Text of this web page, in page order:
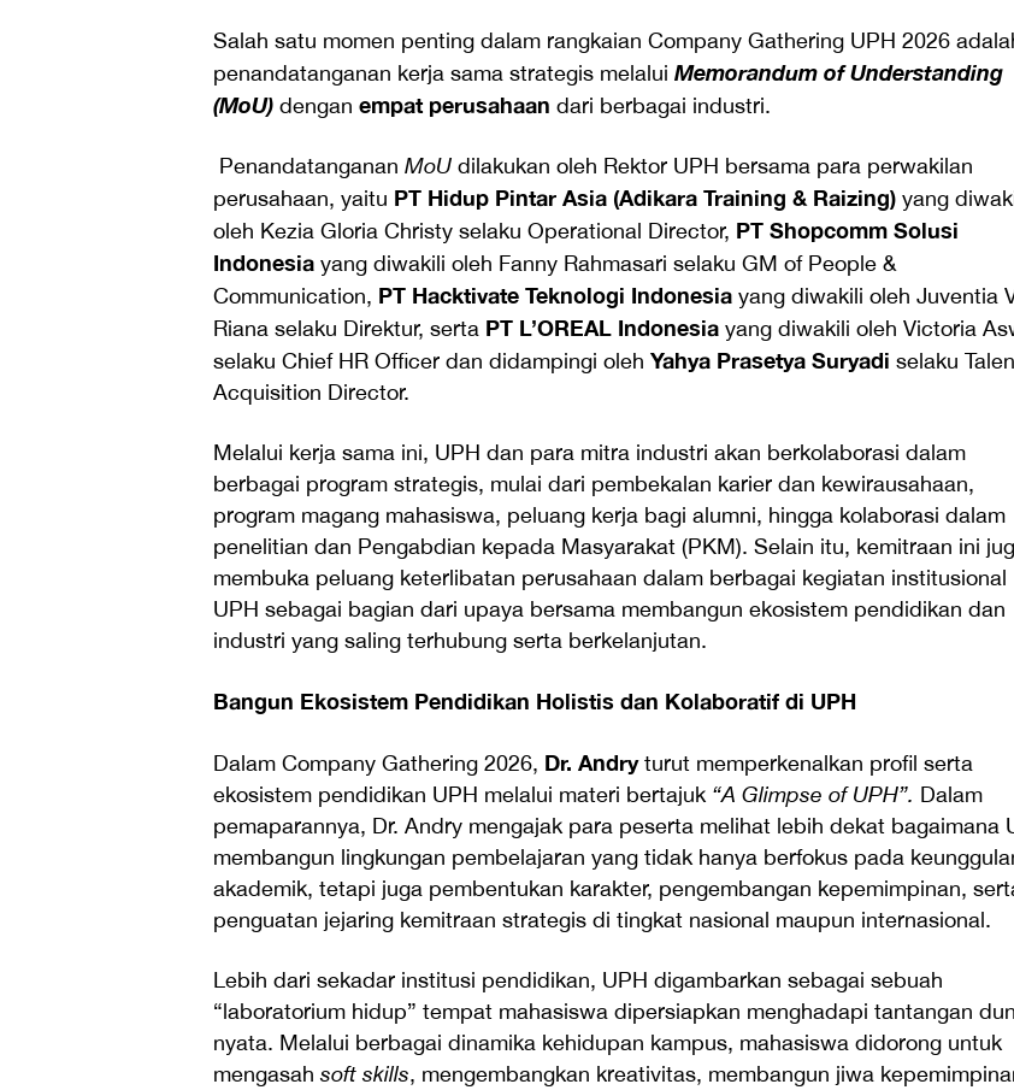
Salah satu momen penting dalam rangkaian Company Gathering UPH 2026
penandatanganan kerja sama strategis melalui Memorandum of Understanding
(MoU) dengan empat perusahaan dari berbagai industri.
Penandatanganan MoU dilakukan oleh Rektor UPH bersama para perwakilan
perusahaan, yaitu PT Hidup Pintar Asia (Adikara Training & Raizing) yang
oleh Kezia Gloria Christy selaku Operational Director, PT Shopcomm Solusi
Indonesia yang diwakili oleh Fanny Rahmasari selaku GM of People &
Communication, PT Hacktivate Teknologi Indonesia yang diwakili oleh Juventia
Riana selaku Direktur, serta PT L’OREAL Indonesia yang diwakili oleh Victoria
selaku Chief HR Officer dan didampingi oleh Yahya Prasetya Suryadi selaku
Acquisition Director.
Melalui kerja sama ini, UPH dan para mitra industri akan berkolaborasi dalam
berbagai program strategis, mulai dari pembekalan karier dan kewirausahaan,
program magang mahasiswa, peluang kerja bagi alumni, hingga kolaborasi dalam
penelitian dan Pengabdian kepada Masyarakat (PKM). Selain itu, kemitraan ini
membuka peluang keterlibatan perusahaan dalam berbagai kegiatan institusional
UPH sebagai bagian dari upaya bersama membangun ekosistem pendidikan dan
industri yang saling terhubung serta berkelanjutan.
Bangun Ekosistem Pendidikan Holistis dan Kolaboratif di UPH
Dalam Company Gathering 2026, Dr. Andryturut memperkenalkan profil serta
ekosistem pendidikan UPH melalui materi bertajuk “A Glimpse of UPH”. Dalam
pemaparannya, Dr. Andry mengajak para peserta melihat lebih dekat bagaimana
membangun lingkungan pembelajaran yang tidak hanya berfokus pada
akademik, tetapi juga pembentukan karakter, pengembangan kepemimpinan,
penguatan jejaring kemitraan strategis di tingkat nasional maupun internasional.
Lebih dari sekadar institusi pendidikan, UPH digambarkan sebagai sebuah
“laboratorium hidup” tempat mahasiswa dipersiapkan menghadapi tantangan
nyata. Melalui berbagai dinamika kehidupan kampus, mahasiswa didorong untuk
mengasah soft skills, mengembangkan kreativitas, membangun jiwa